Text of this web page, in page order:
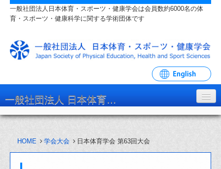
一般社団法人日本体育・スポーツ・健康学会は会員数約6000名の体
育・スポーツ・健康科学に関する学術団体です
一般社団法人 日本体育・スポーツ・健康学会
入会・各種手続
学会大会・研究会
HOME 学会大会 日本体育学会 第63回大会